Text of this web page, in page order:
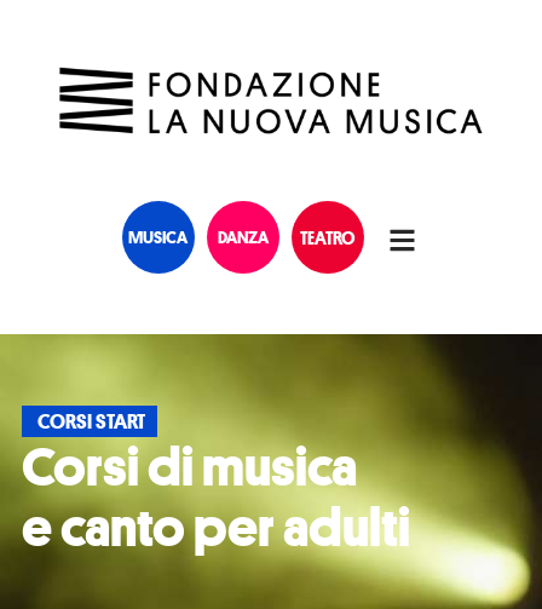
MUSICA DANZA TEATRO
CORSI START
Corsi di musica
e canto per adulti